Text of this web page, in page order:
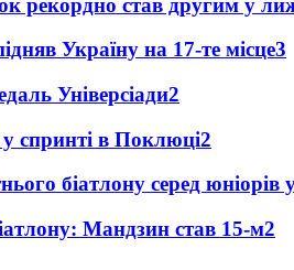
Україну на 17-те місце3
Універсіади2
спринті в Поклюці2
біатлону серед юніорів
Мандзин став 15-м2